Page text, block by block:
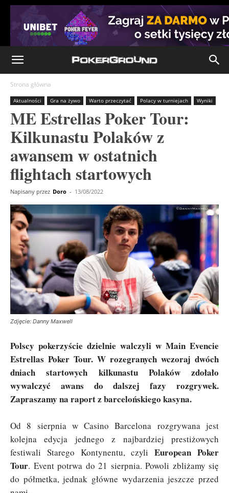
Strona główna
Aktualności Gra na żywo Warto przeczytać Polacy w turniejach Wyniki
ME Estrellas Poker Tour:
Kilkunastu Polaków z
awansem w ostatnich
flightach startowych
Napisany przez Doro - 13/08/2022
Zdjęcie: Danny Maxwell
Polscy pokerzyście dzielnie walczyli w Main Evencie
Estrellas Poker Tour. W rozegranych wczoraj dwóch
dniach startowych kilkunastu Polaków zdołało
wywalczyć awans do dalszej fazy rozgrywek.
Zapraszamy na raport z barcelońskiego kasyna.
Od 8 sierpnia w Casino Barcelona rozgrywana jest
kolejna edycja jednego z najbardziej prestiżowych
festiwali Starego Kontynentu, czyliEuropean Poker
Tour. Event potrwa do 21 sierpnia. Powoli zbliżamy się
do półmetka, jednak główne wydarzenia jeszcze przed